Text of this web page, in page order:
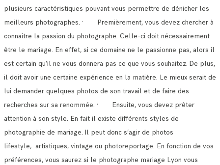
plusieurs caractéristiques pouvant vous permettre de dénicher les
meilleurs photographes. · Premièrement, vous devez chercher à
connaitre la passion du photographe. Celle-ci doit nécessairement
être le mariage. En effet, si ce domaine ne le passionne pas, alors il
est certain qu’il ne vous donnera pas ce que vous souhaitez. De plus,
il doit avoir une certaine expérience en la matière. Le mieux serait de
lui demander quelques photos de son travail et de faire des
recherches sur sa renommée. · Ensuite, vous devez prêter
attention à son style. En fait il existe différents styles de
photographie de mariage. Il peut donc s’agir de photos
lifestyle, artistiques, vintage ou photoreportage. En fonction de vos
préférences, vous saurez si le photographe mariage Lyon vous